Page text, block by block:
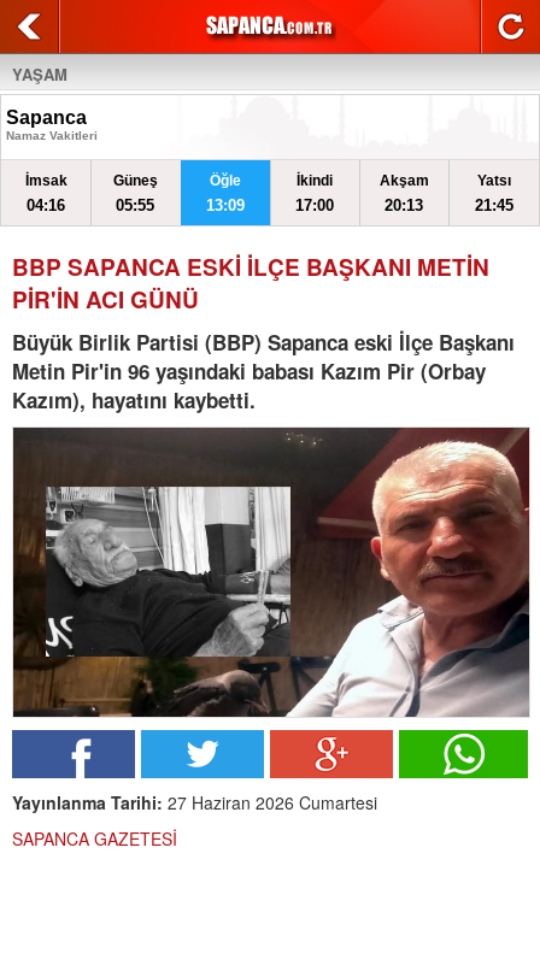
YAŞAM
Sapanca
Namaz Vakitleri
İmsak
04:16
Güneş
05:55
Öğle
13:09
İkindi
17:00
Akşam
20:13
Yatsı
21:45
BBP SAPANCA ESKİ İLÇE BAŞKANI METİN
PİR'İN ACI GÜNÜ
Büyük Birlik Partisi (BBP) Sapanca eski İlçe Başkanı
Metin Pir'in 96 yaşındaki babası Kazım Pir (Orbay
Kazım), hayatını kaybetti.
Yayınlanma Tarihi: 27 Haziran 2026 Cumartesi
SAPANCA GAZETESİ